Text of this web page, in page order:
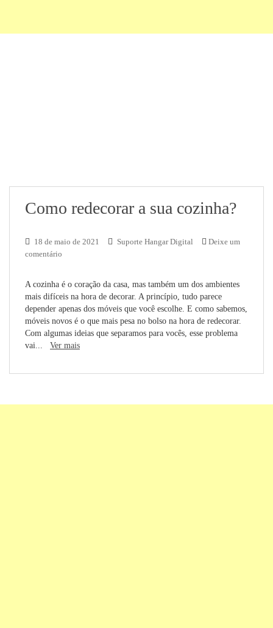
Como redecorar a sua cozinha?
18 de maio de 2021 Suporte Hangar Digital
Deixe um
comentário
A cozinha é o coração da casa, mas também um dos ambientes
mais difíceis na hora de decorar. A princípio, tudo parece
depender apenas dos móveis que você escolhe. E como sabemos,
móveis novos é o que mais pesa no bolso na hora de redecorar.
Com algumas ideias que separamos para vocês, esse problema
vai... Ver mais